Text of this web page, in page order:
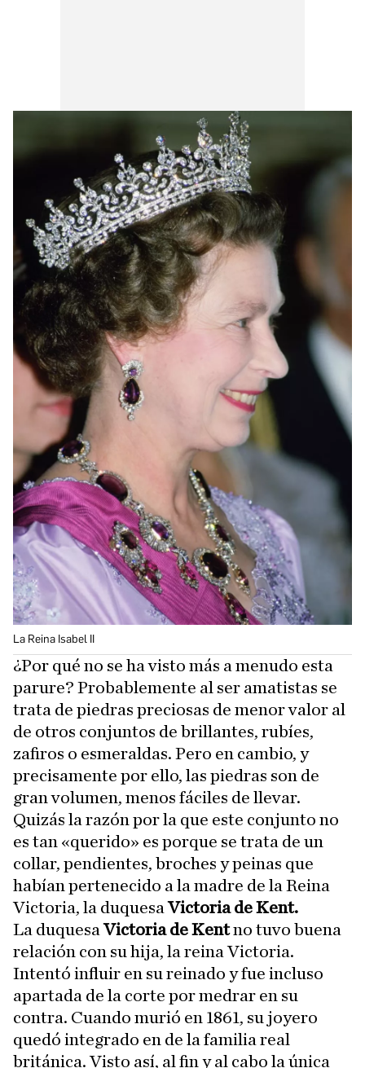
La Reina Isabel II
¿Por qué no se ha visto más a menudo esta
parure? Probablemente al ser amatistas se
trata de piedras preciosas de menor valor al
de otros conjuntos de brillantes, rubíes,
zafiros o esmeraldas. Pero en cambio, y
precisamente por ello, las piedras son de
gran volumen, menos fáciles de llevar.
Quizás la razón por la que este conjunto no
es tan «querido» es porque se trata de un
collar, pendientes, broches y peinas que
habían pertenecido a la madre de la Reina
Victoria, la duquesaVictoria de Kent.
La duquesa Victoria de Kentno tuvo buena
relación con su hija, la reina Victoria.
Intentó influir en su reinado y fue incluso
apartada de la corte por medrar en su
contra. Cuando murió en 1861, su joyero
quedó integrado en de la familia real
británica. Visto así, al fin y al cabo la única